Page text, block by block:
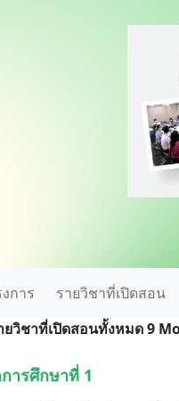
การ รายวิชาที่เปิดสอน
วิชาที่เปิดสอนทั้งหมด 9
ารศึกษาที่ 1